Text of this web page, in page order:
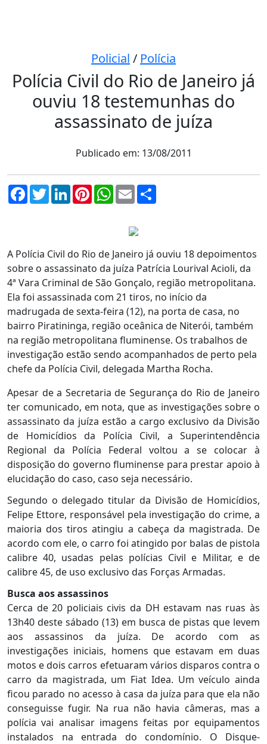
Policial / Polícia
Polícia Civil do Rio de Janeiro já
ouviu 18 testemunhas do
assassinato de juíza
Publicado em: 13/08/2011
Facebook
TwitterLinkedInPinterestWhatsApp
Email
A Polícia Civil do Rio de Janeiro já ouviu 18 depoimentos
sobre o assassinato da juíza Patrícia Lourival Acioli, da
4ª Vara Criminal de São Gonçalo, região metropolitana.
Ela foi assassinada com 21 tiros, no início da
madrugada de sexta-feira (12), na porta de casa, no
bairro Piratininga, região oceânica de Niterói, também
na região metropolitana fluminense. Os trabalhos de
investigação estão sendo acompanhados de perto pela
chefe da Polícia Civil, delegada Martha Rocha.
Apesar de a Secretaria de Segurança do Rio de Janeiro
ter comunicado, em nota, que as investigações sobre o
assassinato da juíza estão a cargo exclusivo da Divisão
de Homicídios da Polícia Civil, a Superintendência
Regional da Polícia Federal voltou a se colocar à
disposição do governo fluminense para prestar apoio à
elucidação do caso, caso seja necessário.
Segundo o delegado titular da Divisão de Homicídios,
Felipe Ettore, responsável pela investigação do crime, a
maioria dos tiros atingiu a cabeça da magistrada. De
acordo com ele, o carro foi atingido por balas de pistola
calibre 40, usadas pelas polícias Civil e Militar, e de
calibre 45, de uso exclusivo das Forças Armadas.
Busca aos assassinos
Cerca de 20 policiais civis da DH estavam nas ruas às
13h40 deste sábado (13) em busca de pistas que levem
aos assassinos da juíza. De acordo com as
investigações iniciais, homens que estavam em duas
motos e dois carros efetuaram vários disparos contra o
carro da magistrada, um Fiat Idea. Um veículo ainda
ficou parado no acesso à casa da juíza para que ela não
conseguisse fugir. Na rua não havia câmeras, mas a
polícia vai analisar imagens feitas por equipamentos
instalados na entrada do condomínio. O Disque-